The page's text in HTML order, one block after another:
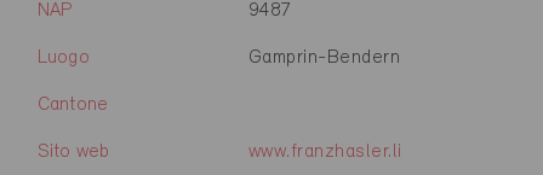
NAP 9487
Luogo Gamprin-Bendern
Cantone
Sito web www.franzhasler.li